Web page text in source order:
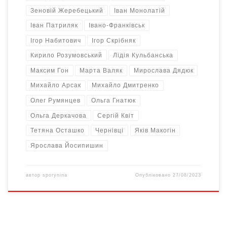
Зеновій Жеребецький Іван Монолатій
Іван Патриляк Івано-Франківськ
Ігор Набитович Ігор Скрібняк
Кирило Розумовський Лідія Кульбанська
Максим Гон Марта Валяк Мирослава Дядюк
Михайло Арсак Михайло Дмитренко
Олег Румянцев Ольга Гнатюк
Ольга Деркачова Сергій Квіт
Тетяна Осташко Чернівці Яків Макогін
Ярослава Йосипишин
автор sporynina Опубліковано27/08/2023